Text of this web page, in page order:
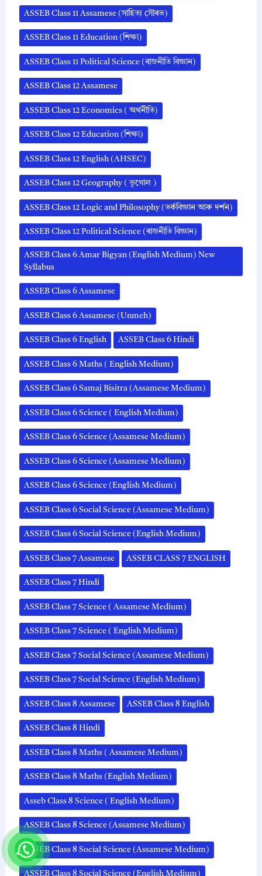
ASSEB Class 11 Assamese (সাহিত্য সৌৰভ)
ASSEB Class 11 Education (শিক্ষা)
ASSEB Class 11 Political Science (ৰাজনীতি বিজ্ঞান)
ASSEB Class 12 Assamese
ASSEB Class 12 Economics ( অর্থনীতি)
ASSEB Class 12 Education (শিক্ষা)
ASSEB Class 12 English (AHSEC)
ASSEB Class 12 Geography ( ভূগোল )
ASSEB Class 12 Logic and Philosophy (তৰ্কবিজ্ঞান আৰু দৰ্শন)
ASSEB Class 12 Political Science (ৰাজনীতি বিজ্ঞান)
ASSEB Class 6 Amar Bigyan (English Medium) New
Syllabus
ASSEB Class 6 Assamese
ASSEB Class 6 Assamese (Unmeh)
ASSEB Class 6 English ASSEB Class 6 Hindi
ASSEB Class 6 Maths ( English Medium)
ASSEB Class 6 Samaj Bisitra (Assamese Medium)
ASSEB Class 6 Science ( English Medium)
ASSEB Class 6 Science (Assamese Medium)
ASSEB Class 6 Science (Assamese Medium)
ASSEB Class 6 Science (English Medium)
ASSEB Class 6 Social Science (Assamese Medium)
ASSEB Class 6 Social Science (English Medium)
ASSEB Class 7 Assamese ASSEB CLASS 7 ENGLISH
ASSEB Class 7 Hindi
ASSEB Class 7 Science ( Assamese Medium)
ASSEB Class 7 Science ( English Medium)
ASSEB Class 7 Social Science (Assamese Medium)
ASSEB Class 7 Social Science (English Medium)
ASSEB Class 8 Assamese ASSEB Class 8 English
ASSEB Class 8 Hindi
ASSEB Class 8 Maths ( Assamese Medium)
ASSEB Class 8 Maths (English Medium)
Asseb Class 8 Science ( English Medium)
ASSEB Class 8 Science (Assamese Medium)
ASSEB Class 8 Social Science (Assamese Medium)
ASSEB Class 8 Social Science (English Medium)